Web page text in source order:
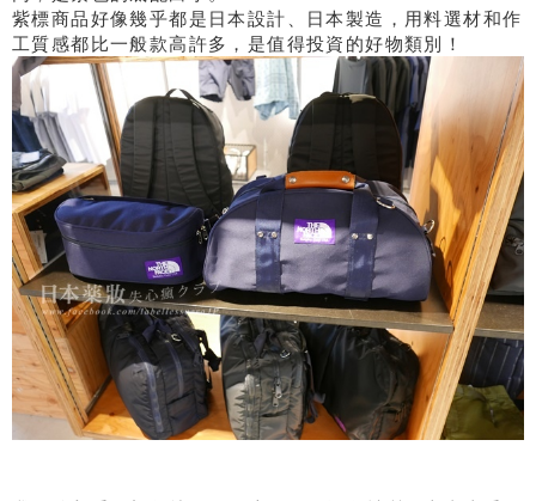
紫標商品好像幾乎都是日本設計、日本製造，用料選材和作
工質感都比一般款高許多，是值得投資的好物類別！